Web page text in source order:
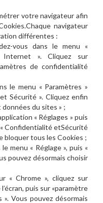
votre navigateur afin
navigateur
différentes :
vous dans le menu «
». Cliquez sur
de confidentialité
le menu « Paramètres »
Sécurité ». Cliquez enfin
du sites » ;
« Réglages » puis
« Confidentialité etSécurité
bloquer tous les Cookies ;
menu « Réglage », puis «
pouvez désormais choisir
« Chrome », cliquez sur
puis sur «paramètre
Vous pouvez désormais